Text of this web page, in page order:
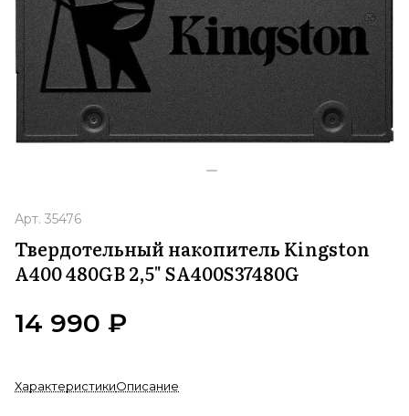
Арт. 35476
Твердотельный накопитель Kingston
A400 480GB 2,5" SA400S37480G
14 990 ₽
ХарактеристикиОписание